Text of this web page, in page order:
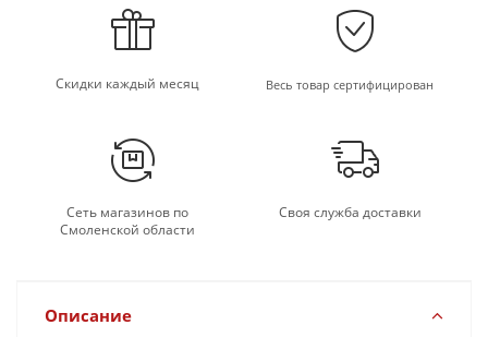
Скидки каждый месяц Весь товар сертифицирован
Сеть магазинов по
Смоленской области
Своя служба доставки
Описание